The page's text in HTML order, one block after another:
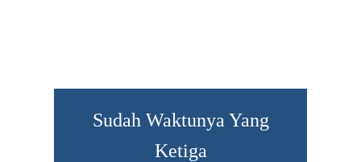
Sudah Waktunya Yang
Ketiga